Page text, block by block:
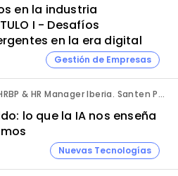
en la industria
I - Desafíos
en la era digital
Gestión de Empresas
Valentina Monaca. HRBP & HR Manager Iberia. Santen Pharmaceutical.
lo que la IA nos enseña
Nuevas Tecnologías